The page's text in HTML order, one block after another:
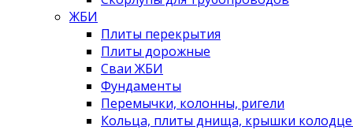
ЖБИ
Плиты перекрытия
Плиты дорожные
Сваи ЖБИ
Фундаменты
Перемычки, колонны, ригели
Кольца, плиты днища, крышки